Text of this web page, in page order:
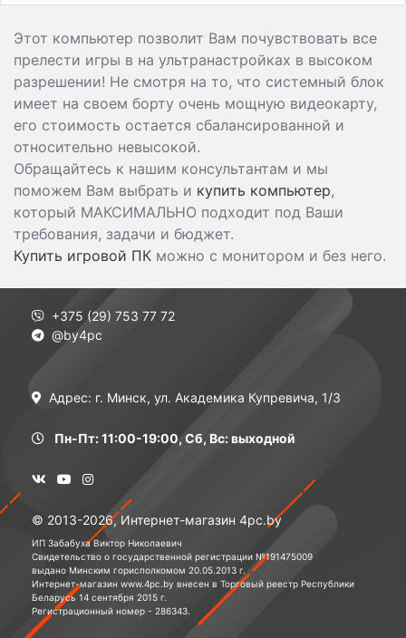
Этот компьютер позволит Вам почувствовать все
прелести игры в на ультранастройках в высоком
разрешении! Не смотря на то, что системный блок
имеет на своем борту очень мощную видеокарту,
его стоимость остается сбалансированной и
относительно невысокой.
Обращайтесь к нашим консультантам и мы
поможем Вам выбрать и купить компьютер,
который МАКСИМАЛЬНО подходит под Ваши
требования, задачи и бюджет.
Купить игровой ПК можно с монитором и без него.
+375 (29) 753 77 72
@by4pc
Адрес: г. Минск, ул. Академика Купревича, 1/3
Пн-Пт: 11:00-19:00, Сб, Вс: выходной
© 2013-2026, Интернет-магазин 4pc.by
ИП Забабуха Виктор Николаевич
Свидетельство о государственной регистрации №191475009
выдано Минским горисполкомом 20.05.2013 г.
Интернет-магазин www.4pc.by внесен в Торговый реестр Республики
Беларусь 14 сентября 2015 г.
Регистрационный номер - 286343.